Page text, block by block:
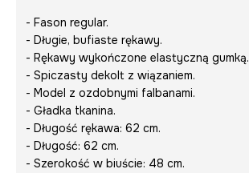
- Fason regular.
- Długie, bufiaste rękawy.
- Rękawy wykończone elastyczną gumką.
- Spiczasty dekolt z wiązaniem.
- Model z ozdobnymi falbanami.
- Gładka tkanina.
- Długość rękawa: 62 cm.
- Długość: 62 cm.
- Szerokość w biuście: 48 cm.